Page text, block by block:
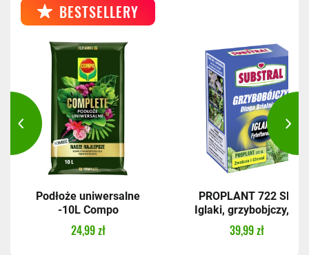
BESTSELLERY
Podłoże uniwersalne
-10L Compo
24,99 zł
PROPLANT 722 SL,
Iglaki, grzybobjczy,...
39,99 zł